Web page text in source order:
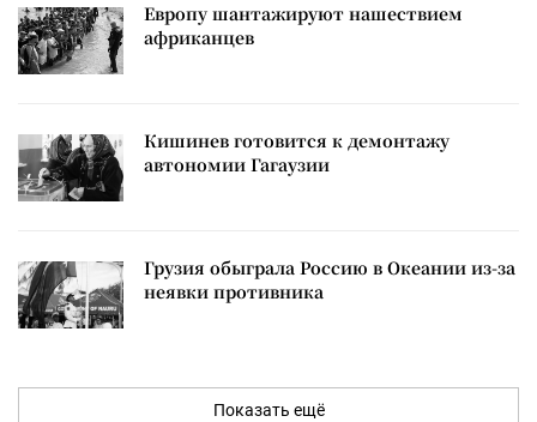
Европу шантажируют нашествием
африканцев
Кишинев готовится к демонтажу
автономии Гагаузии
Грузия обыграла Россию в Океании из-за
неявки противника
Показать ещё